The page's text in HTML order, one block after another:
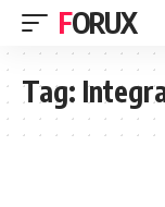
FORUX
Tag: